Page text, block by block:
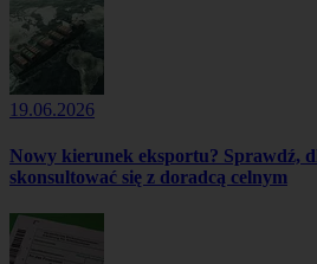
19.06.2026
Nowy kierunek eksportu? Sprawdź,
skonsultować się z doradcą celnym